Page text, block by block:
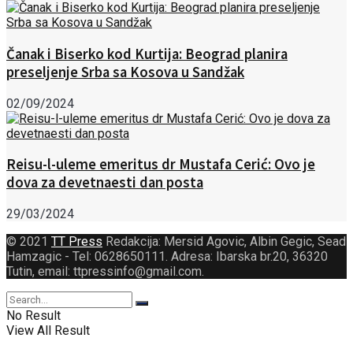
Čanak i Biserko kod Kurtija: Beograd planira
preseljenje Srba sa Kosova u Sandžak
02/09/2024
Reisu-l-uleme emeritus dr Mustafa Cerić: Ovo je
dova za devetnaesti dan posta
29/03/2024
© 2021 TT Press Redakcija: Mersid Agovic, Albin Gegic, Sead
Hamzagic - Tel: 0628650111. Adresa: Ibarska br.20, 36320
Tutin, email: ttpressinfo@gmail.com.
No Result
View All Result